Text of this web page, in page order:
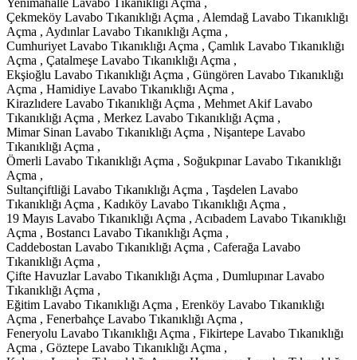
Yenimahalle Lavabo Tıkanıklığı Açma ,
Çekmeköy Lavabo Tıkanıklığı Açma , Alemdağ Lavabo Tıkanıklığı
Açma , Aydınlar Lavabo Tıkanıklığı Açma ,
Cumhuriyet Lavabo Tıkanıklığı Açma , Çamlık Lavabo Tıkanıklığı
Açma , Çatalmeşe Lavabo Tıkanıklığı Açma ,
Ekşioğlu Lavabo Tıkanıklığı Açma , Güngören Lavabo Tıkanıklığı
Açma , Hamidiye Lavabo Tıkanıklığı Açma ,
Kirazlıdere Lavabo Tıkanıklığı Açma , Mehmet Akif Lavabo
Tıkanıklığı Açma , Merkez Lavabo Tıkanıklığı Açma ,
Mimar Sinan Lavabo Tıkanıklığı Açma , Nişantepe Lavabo
Tıkanıklığı Açma ,
Ömerli Lavabo Tıkanıklığı Açma , Soğukpınar Lavabo Tıkanıklığı
Açma ,
Sultançiftliği Lavabo Tıkanıklığı Açma , Taşdelen Lavabo
Tıkanıklığı Açma , Kadıköy Lavabo Tıkanıklığı Açma ,
19 Mayıs Lavabo Tıkanıklığı Açma , Acıbadem Lavabo Tıkanıklığı
Açma , Bostancı Lavabo Tıkanıklığı Açma ,
Caddebostan Lavabo Tıkanıklığı Açma , Caferağa Lavabo
Tıkanıklığı Açma ,
Çifte Havuzlar Lavabo Tıkanıklığı Açma , Dumlupınar Lavabo
Tıkanıklığı Açma ,
Eğitim Lavabo Tıkanıklığı Açma , Erenköy Lavabo Tıkanıklığı
Açma , Fenerbahçe Lavabo Tıkanıklığı Açma ,
Feneryolu Lavabo Tıkanıklığı Açma , Fikirtepe Lavabo Tıkanıklığı
Açma , Göztepe Lavabo Tıkanıklığı Açma ,